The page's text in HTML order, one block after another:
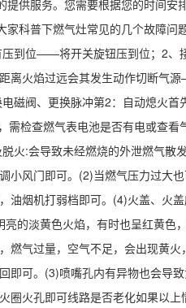
供服务。您需要根据您的时间安
科普下燃气灶常见的几个故障问
到位——将开关旋钮压到位；2
离火焰过远会其发生动作切断气
阀、更换脉冲第2：自动熄火首
检查燃气表电池是否有电或查
:会导致未经燃烧的外泄燃气散
风门即可。(2)当燃气压力过大
烟机打弱档即可。(4)火盖、火
的淡黄色火焰，有时也呈红黄色
气过量，空气不足，会出现黄火
可。(3)喷嘴孔内有异物也会导
火孔即可线路是否老化如果以